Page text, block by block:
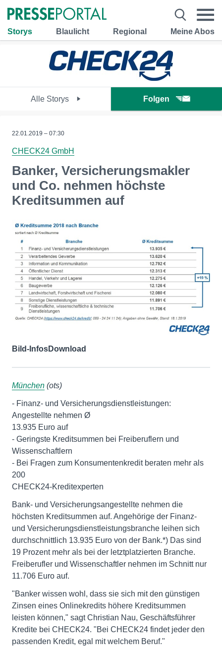
Storys Blaulicht Regional Meine Abos
Alle Storys Folgen
22.01.2019 – 07:30
CHECK24 GmbH
Banker, Versicherungsmakler
und Co. nehmen höchste
Kreditsummen auf
Bild-InfosDownload
München (ots)
- Finanz- und Versicherungsdienstleistungen:
Angestellte nehmen Ø
13.935 Euro auf
- Geringste Kreditsummen bei Freiberuflern und
Wissenschaftlern
- Bei Fragen zum Konsumentenkredit beraten mehr als
200
CHECK24-Kreditexperten
Bank- und Versicherungsangestellte nehmen die
höchsten Kreditsummen auf. Angehörige der Finanz-
und Versicherungsdienstleistungsbranche leihen sich
durchschnittlich 13.935 Euro von der Bank.*) Das sind
19 Prozent mehr als bei der letztplatzierten Branche.
Freiberufler und Wissenschaftler nehmen im Schnitt nur
11.706 Euro auf.
"Banker wissen wohl, dass sie sich mit den günstigen
Zinsen eines Onlinekredits höhere Kreditsummen
leisten können," sagt Christian Nau, Geschäftsführer
Kredite bei CHECK24. "Bei CHECK24 findet jeder den
passenden Kredit, egal mit welchem Beruf."